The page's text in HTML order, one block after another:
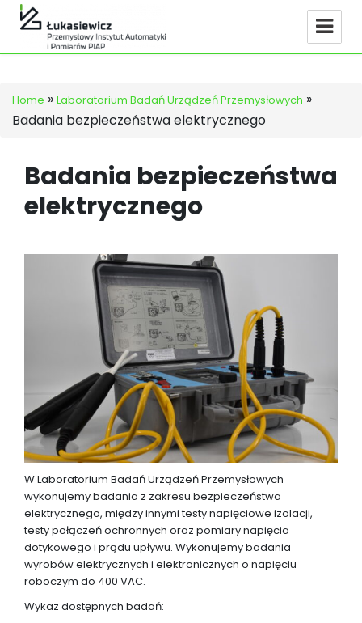
Home » Laboratorium Badań Urządzeń Przemysłowych »
Badania bezpieczeństwa elektrycznego
Badania bezpieczeństwa
elektrycznego
W Laboratorium Badań Urządzeń Przemysłowych
wykonujemy badania z zakresu bezpieczeństwa
elektrycznego, między innymi testy napięciowe izolacji,
testy połączeń ochronnych oraz pomiary napięcia
dotykowego i prądu upływu. Wykonujemy badania
wyrobów elektrycznych i elektronicznych o napięciu
roboczym do 400 VAC.
Wykaz dostępnych badań: